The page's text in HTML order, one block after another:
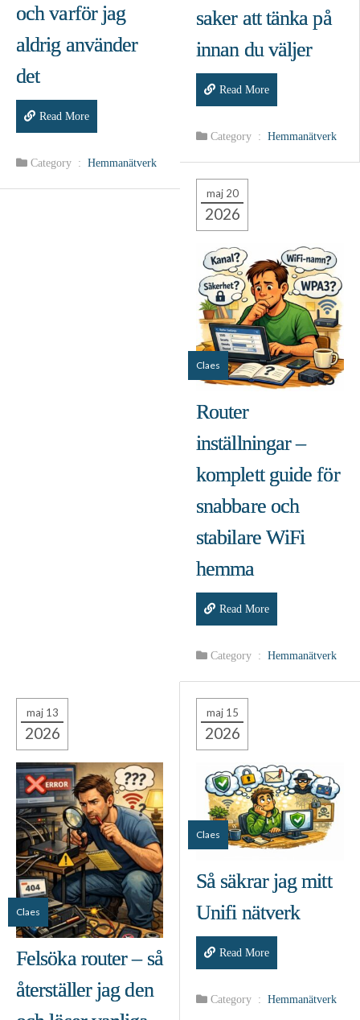
och varför jag
aldrig använder
det
Read More
Category : Hemmanätverk
saker att tänka på
innan du väljer
Read More
Category : Hemmanätverk
maj 20
2026
Claes
Router
inställningar –
komplett guide för
snabbare och
stabilare WiFi
hemma
Read More
Category : Hemmanätverk
maj 13
2026
Claes
Felsöka router – så
återställer jag den
maj 15
2026
Claes
Så säkrar jag mitt
Unifi nätverk
Read More
Category : Hemmanätverk